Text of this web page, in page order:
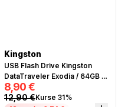
Kingston
USB Flash Drive Kingston
DataTraveler Exodia / 64GB /
USB 3.2 Gen 1
8,90 €
12,90 €Kurse 31%